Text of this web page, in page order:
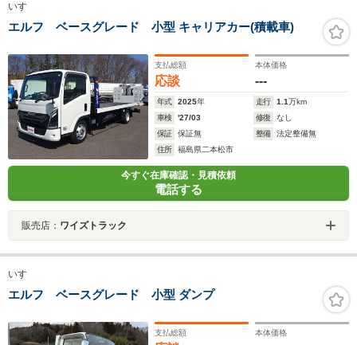
いすゞ
エルフ ベースグレード 小型 キャリアカー(積載車)
支払総額
応談
本体価格
---
年式 2025年 走行 1.1万km
車検
'27/03 修復
なし
保証
保証無 整備
法定整備無
住所
福島県二本松市
今すぐ在庫確認・見積依頼
電話する
販売店： ワイズトラック
いすゞ
エルフ ベースグレード 小型 ダンプ
支払総額 本体価格